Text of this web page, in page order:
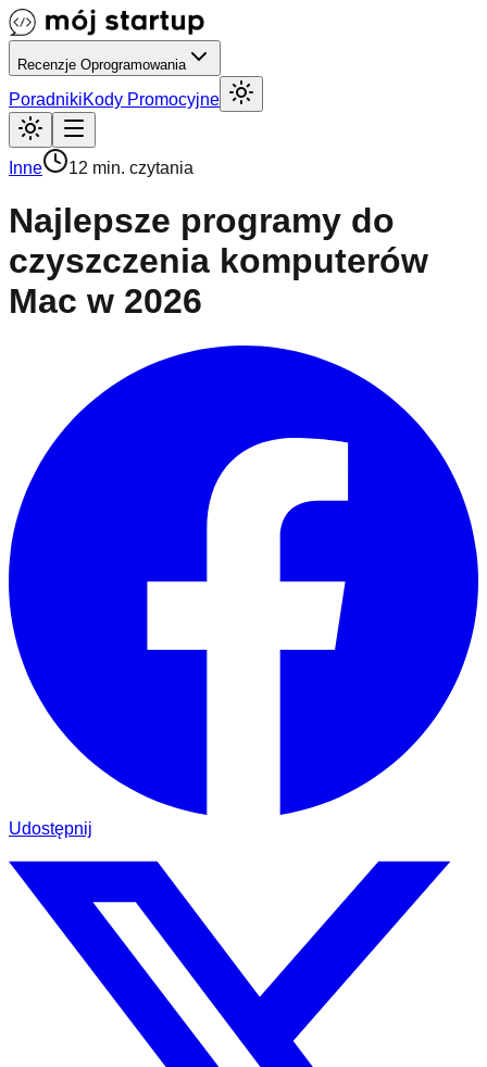
Recenzje Oprogramowania
PoradnikiKody Promocyjne
Inne 12 min. czytania
Najlepsze programy do
czyszczenia komputerów
Mac w 2026
Udostępnij